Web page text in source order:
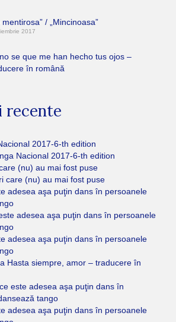
mentirosa” / „Mincinoasa”
2017
se que me han hecho tus ojos –
în română
recente
2017-6-th edition
Nacional 2017-6-th edition
(nu) au mai fost puse
care (nu) au mai fost puse
adesea aşa puţin dans în persoanele
adesea aşa puţin dans în persoanele
adesea aşa puţin dans în persoanele
Hasta siempre, amor – traducere în
este adesea aşa puţin dans în
tango
adesea aşa puţin dans în persoanele